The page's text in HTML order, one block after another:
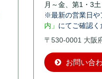
月～金、第1・3
※最新の営業日や
内」 にてご確認く
〒530-0001 大阪
お問い合